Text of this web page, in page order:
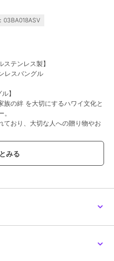
03BA018ASV
ステンレス製】
レスバングル
】
の絆 を大切にするハワイ文化と
おり、大切な人への贈り物やお
『いぶし風ブラック仕上げ』が
ルステンレス素材で製作。
が必ず商品に反映されています。
りを行っています。
、様々なファッションに対応致し